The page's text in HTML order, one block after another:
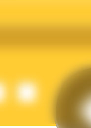
competitivas diariamente